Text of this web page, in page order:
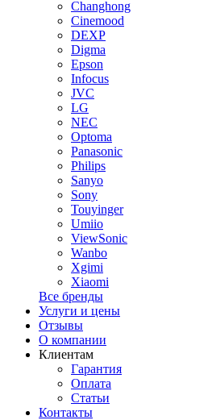
Changhong
Cinemood
DEXP
Digma
Epson
Infocus
JVC
LG
NEC
Optoma
Panasonic
Philips
Sanyo
Sony
Touyinger
Umiio
ViewSonic
Wanbo
Xgimi
Xiaomi
Все бренды
Услуги и цены
Отзывы
О компании
Клиентам
Гарантия
Оплата
Статьи
Контакты